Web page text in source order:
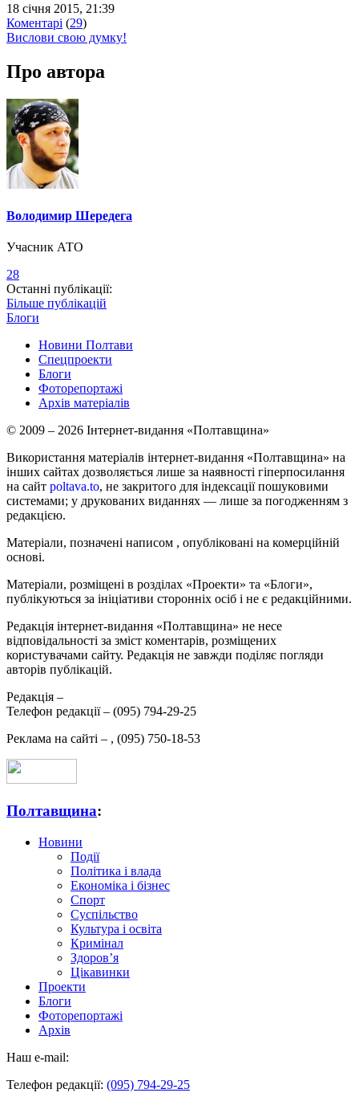
18 січня 2015, 21:39
Коментарі (29)
Вислови свою думку!
Про автора
Володимир Шередега
Учасник АТО
28
Останні публікації:
Більше публікацій
Блоги
Новини Полтави
Спецпроекти
Блоги
Фоторепортажі
Архів матеріалів
© 2009 – 2026 Інтернет-видання «Полтавщина»
Використання матеріалів інтернет-видання «Полтавщина» на
інших сайтах дозволяється лише за наявності гіперпосилання
на сайт poltava.to, не закритого для індексації пошуковими
системами; у друкованих виданнях — лише за погодженням з
редакцією.
Матеріали, позначені написом , опубліковані на комерційній
основі.
Матеріали, розміщені в розділах «Проекти» та «Блоги»,
публікуються за ініціативи сторонніх осіб і не є редакційними.
Редакція інтернет-видання «Полтавщина» не несе
відповідальності за зміст коментарів, розміщених
користувачами сайту. Редакція не завжди поділяє погляди
авторів публікацій.
Редакція –
Телефон редакції – (095) 794-29-25
Реклама на сайті – , (095) 750-18-53
Полтавщина:
Новини
Події
Політика і влада
Економіка і бізнес
Спорт
Суспільство
Культура і освіта
Кримінал
Здоров’я
Цікавинки
Проекти
Блоги
Фоторепортажі
Архів
Наш e-mail:
Телефон редакції: (095) 794-29-25